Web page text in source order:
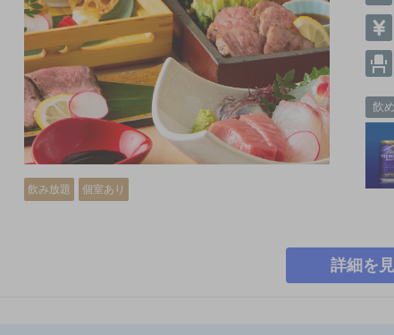
飲み放題 個室あり
飲
詳細を